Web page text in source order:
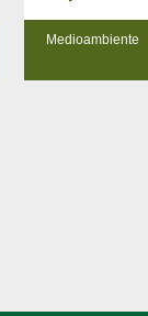
Medioambiente